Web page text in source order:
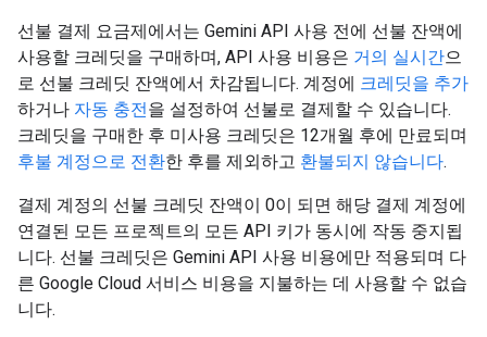
선불 결제 요금제에서는 Gemini API 사용 전에 선불 잔액에
사용할 크레딧을 구매하며, API 사용 비용은 거의 실시간으
로 선불 크레딧 잔액에서 차감됩니다. 계정에 크레딧을 추가
하거나 자동 충전을 설정하여 선불로 결제할 수 있습니다.
크레딧을 구매한 후 미사용 크레딧은 12개월 후에 만료되며
후불 계정으로 전환한 후를 제외하고 환불되지 않습니다.
결제 계정의 선불 크레딧 잔액이 0이 되면 해당 결제 계정에
연결된 모든 프로젝트의 모든 API 키가 동시에 작동 중지됩
니다. 선불 크레딧은 Gemini API 사용 비용에만 적용되며 다
른 Google Cloud 서비스 비용을 지불하는 데 사용할 수 없습
니다.